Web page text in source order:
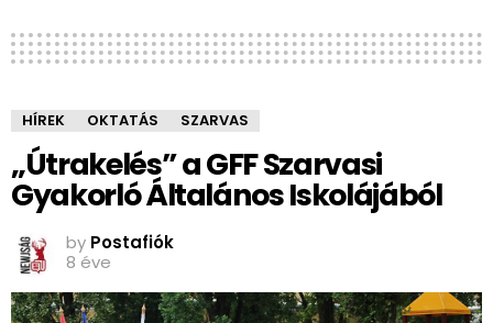
HÍREK OKTATÁS SZARVAS
„Útrakelés” a GFF Szarvasi
Gyakorló Általános Iskolájából
by Postafiók
8 éve